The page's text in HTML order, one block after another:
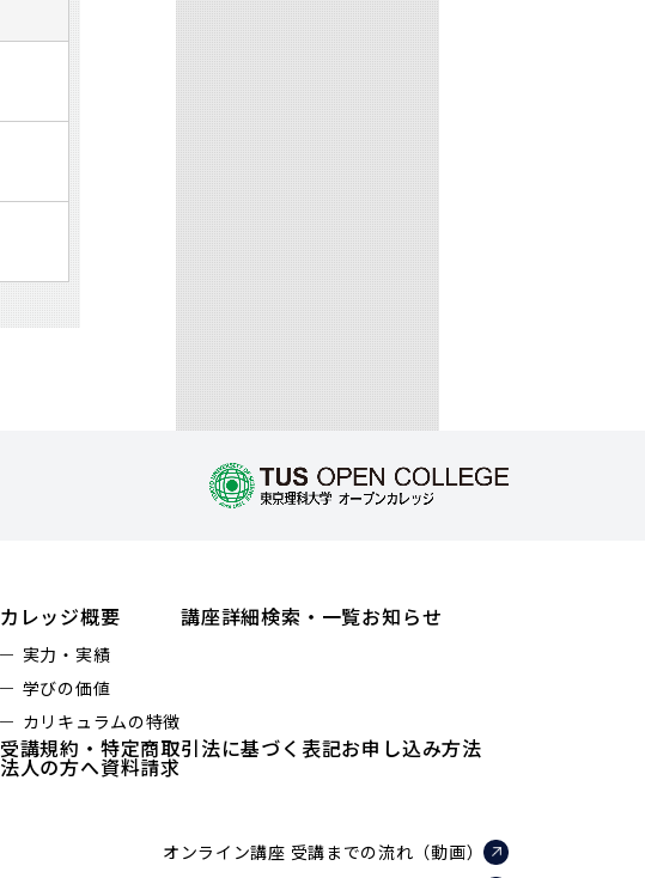
カレッジ概要
実力・実績
学びの価値
カリキュラムの特徴
講座詳細検索・一覧お知らせ
受講規約・特定商取引法に基づく表記お申し込み方法
法人の方へ資料請求
オンライン講座 受講までの流れ（動画）